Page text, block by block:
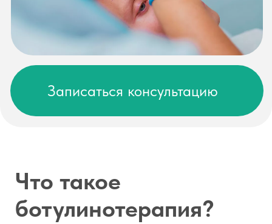
Ботулинотерапия – это процедура, в
которой используется
ботулинический препарат типа А
(например, Диспорт, Ксеомин,
расслабления мышц путем
блокировки нервных импульсов,
вызывающих их сокращение